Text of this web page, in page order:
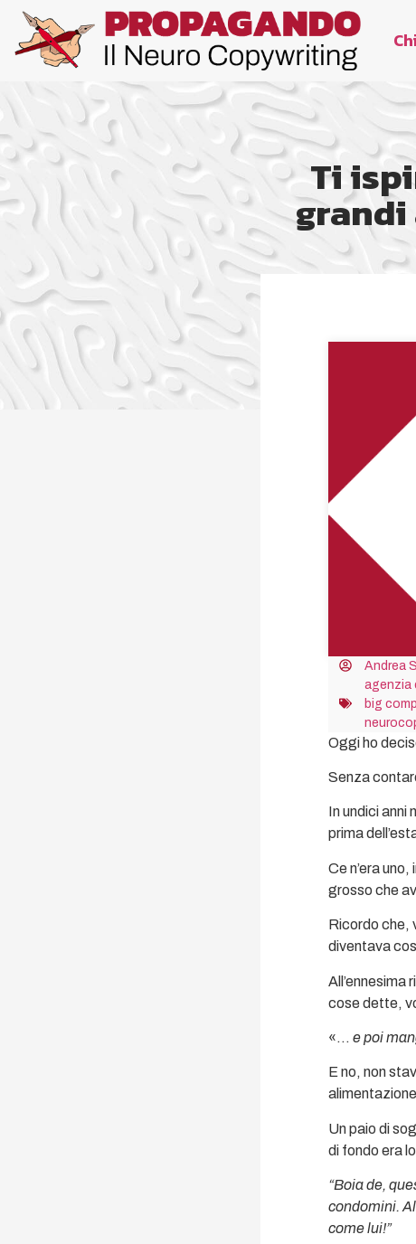
Ti
grandi
Andrea
agenzia
big
Oggi ho
Senza
In undici anni
prima
Ce n’era
grosso che
Ricordo che,
diventava
All’ennesima
cose dette,
«… e poi
E no, non
Un paio di
di fondo era
“Boia de,
condomini.
come lui!”